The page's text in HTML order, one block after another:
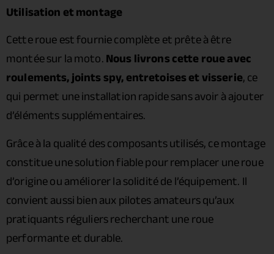
Utilisation et montage
Cette roue est fournie complète et prête à être
montée sur la moto.Nous livrons cette roue avec
roulements, joints spy, entretoises et visserie, ce
qui permet une installation rapide sans avoir à ajouter
d’éléments supplémentaires.
Grâce à la qualité des composants utilisés, ce montage
constitue une solution fiable pour remplacer une roue
d’origine ou améliorer la solidité de l’équipement. Il
convient aussi bien aux pilotes amateurs qu’aux
pratiquants réguliers recherchant une roue
performante et durable.